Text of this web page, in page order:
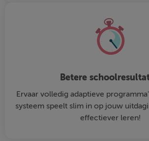
Betere
Ervaar volledig adaptieve
systeem speelt slim in op jouw
effectiever leren!